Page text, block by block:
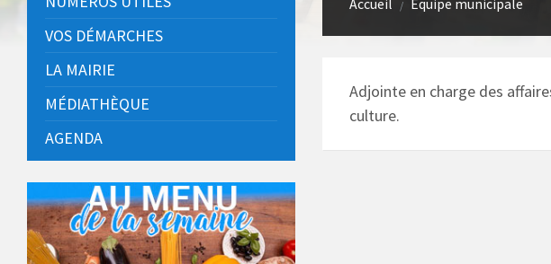
Accueil / Équipe municipale
Adjointe en charge des
culture.
VOS DÉMARCHES
LA MAIRIE
MÉDIATHÈQUE
AGENDA